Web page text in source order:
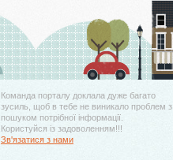
Команда порталу доклала дуже багато
зусиль, щоб в тебе не виникало проблем з
пошуком потрібної інформації.
Користуйся із задоволенням!!!
Зв'язатися з нами